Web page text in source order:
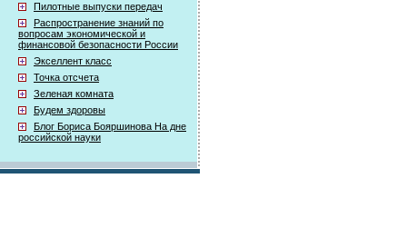
Пилотные выпуски передач
Распространение знаний по
вопросам экономической и
финансовой безопасности России
Экселлент класс
Точка отсчета
Зеленая комната
Будем здоровы
Блог Бориса Бояршинова На дне
российской науки